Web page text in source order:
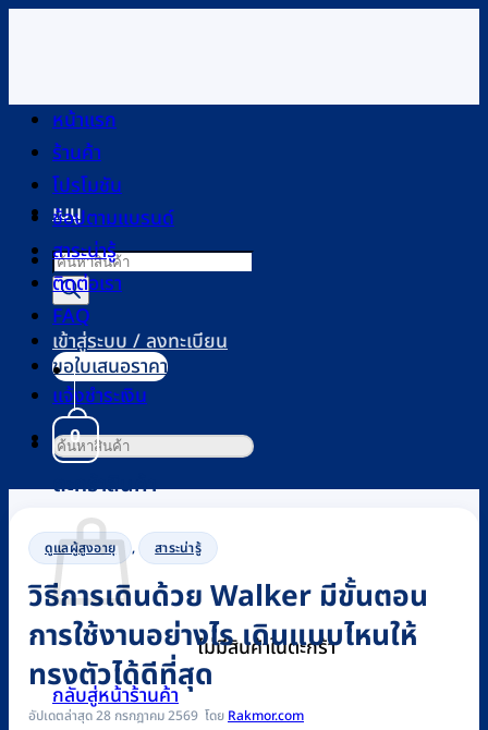
เนื้อหา
เมนู
Products
search
เข้าสู่ระบบ / ลงทะเบียน
0
ตะกร้าสินค้า
ไม่มีสินค้าในตะกร้า
กลับสู่หน้าร้านค้า
หน้าแรก
ร้านค้า
โปรโมชัน
ช้อปตามแบรนด์
สาระน่ารู้
ติดต่อเรา
FAQ
ขอใบเสนอราคา
แจ้งชำระเงิน
ค้นหา:
ดูแลผู้สูงอายุ , สาระน่ารู้
วิธีการเดินด้วย Walker มีขั้นตอน
การใช้งานอย่างไร เดินแบบไหนให้
ทรงตัวได้ดีที่สุด
อัปเดตล่าสุด 28 กรกฎาคม 2569 Rakmor.com